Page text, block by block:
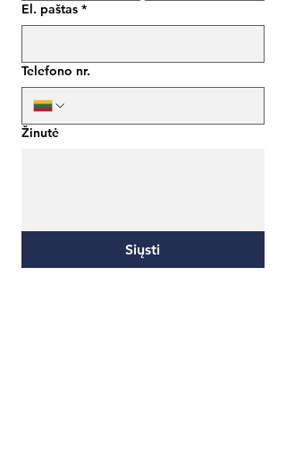
El. paštas *
Telefono nr.
Žinutė
Siųsti